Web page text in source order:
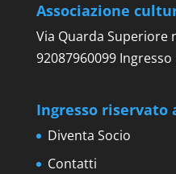
Associazione
Via Quarda Superiore
92087960099
Ingresso riservato
Diventa Socio
Contatti